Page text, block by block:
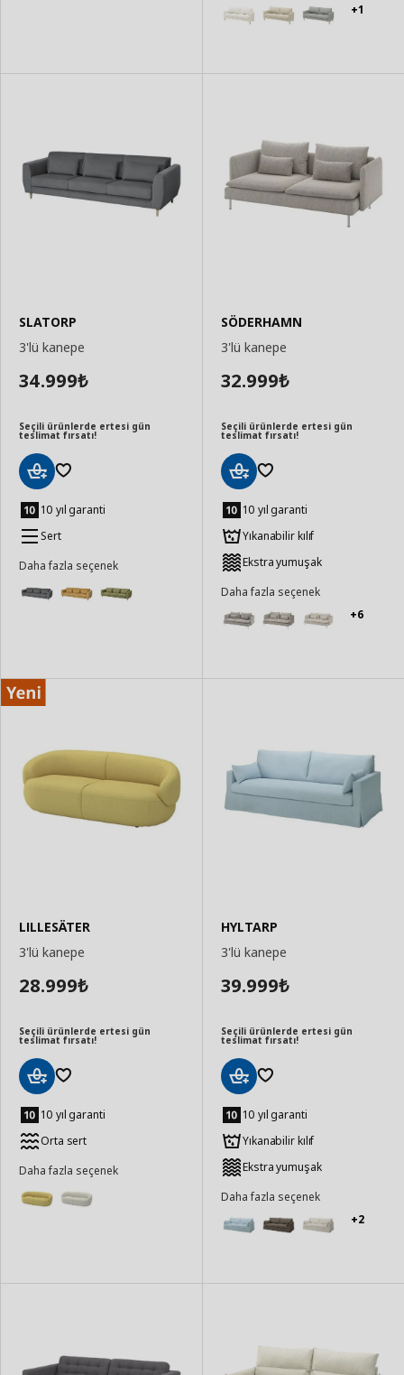
+1
SLATORP
3'lü kanepe
34.999₺
Seçili ürünlerde ertesi gün
teslimat fırsatı!
Ekle 10 yıl garanti
Sert
Daha fazla seçenek
SÖDERHAMN
3'lü kanepe
32.999₺
Seçili ürünlerde ertesi gün
teslimat fırsatı!
Ekle 10 yıl garanti
Yıkanabilir kılıf
Ekstra yumuşak
Daha fazla seçenek
+6
LILLESÄTER
3'lü kanepe
28.999₺
Seçili ürünlerde ertesi gün
teslimat fırsatı!
Ekle 10 yıl garanti
Orta sert
Daha fazla seçenek
HYLTARP
3'lü kanepe
39.999₺
Seçili ürünlerde ertesi gün
teslimat fırsatı!
Ekle 10 yıl garanti
Yıkanabilir kılıf
Ekstra yumuşak
Daha fazla seçenek
+2